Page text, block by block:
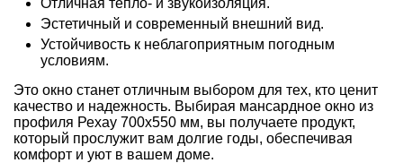
Эстетичный и современный внешний вид.
Устойчивость к неблагоприятным погодным
условиям.
Это окно станет отличным выбором для тех, кто ценит
качество и надежность. Выбирая мансардное окно из
профиля Рехау 700x550 мм, вы получаете продукт,
который прослужит вам долгие годы, обеспечивая
комфорт и уют в вашем доме.